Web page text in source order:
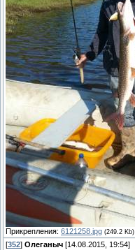
Прикрепления: 6121258.jpg (249.2 Kb)
[352] Олеганыч [14.08.2015, 19:54]